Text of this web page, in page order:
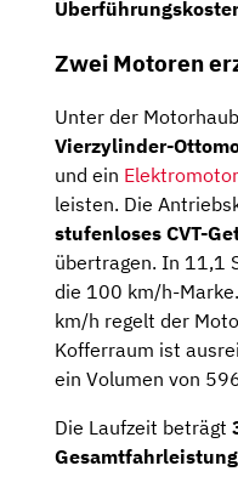
Zwei Motoren
Unter der
Vierzylinder-
und ein Elektromotor
leisten. Die
stufenloses CVT-
übertragen. In 11,1
die 100 km/h-
km/h regelt der
Kofferraum ist
ein Volumen von
Die Laufzeit beträgt
Gesamtfahrleistung